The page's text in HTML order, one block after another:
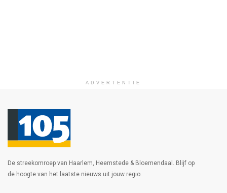
ADVERTENTIE
De streekomroep van Haarlem, Heemstede & Bloemendaal. Blijf op
de hoogte van het laatste nieuws uit jouw regio.